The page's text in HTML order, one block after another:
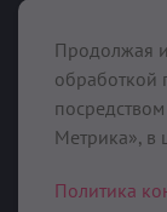
Продолжая
обработкой
Метрика», в
Политика